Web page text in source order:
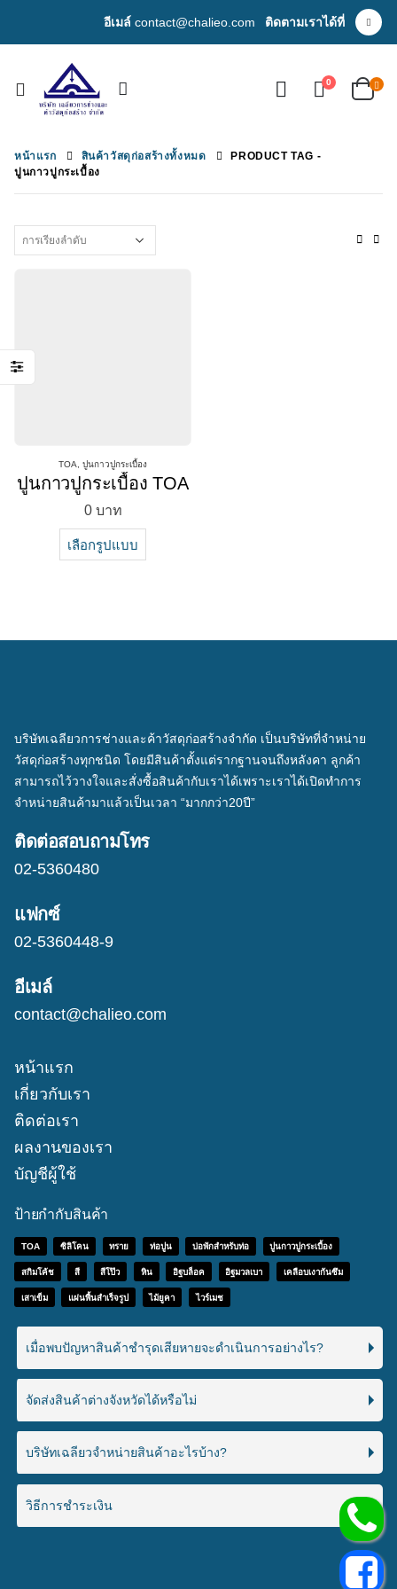
อีเมล์contact@chalieo.com ติดตามเราได้ที่
0
หน้าแรก สินค้าวัสดุก่อสร้างทั้งหมด
PRODUCT TAG -
ปูนกาวปูกระเบื้อง
TOA ปูนกาวปูกระเบื้อง
ปูนกาวปูกระเบื้อง TOA
0 บาท
เลือกรูปแบบ
บริษัทเฉลียวการช่างและค้าวัสดุก่อสร้างจำกัด เป็นบริษัทที่จำหน่าย
วัสดุก่อสร้างทุกชนิด โดยมีสินค้าตั้งแต่รากฐานจนถึงหลังคา ลูกค้า
สามารถไว้วางใจและสั่งซื้อสินค้ากับเราได้เพราะเราได้เปิดทำการ
จำหน่ายสินค้ามาแล้วเป็นเวลา “มากกว่า20ปี”
ติดต่อสอบถามโทร
02-5360480
แฟกซ์
02-5360448-9
อีเมล์
contact@chalieo.com
หน้าแรก
เกี่ยวกับเรา
ติดต่อเรา
ผลงานของเรา
บัญชีผู้ใช้
ป้ายกำกับสินค้า
TOA ซิลิโคน ทราย ท่อปูน บ่อพักสำหรับท่อ ปูนกาวปูกระเบื้อง
สกิมโค้ช สี สีโป๊ว หิน อิฐบล็อค อิฐมวลเบา เคลือบเงากันซึม
เสาเข็ม แผ่นพื้นสำเร็จรูป ไม้ยูคา ไวร์เมช
เมื่อพบปัญหาสินค้าชำรุดเสียหายจะดำเนินการอย่างไร?
จัดส่งสินค้าต่างจังหวัดได้หรือไม่
บริษัทเฉลียวจำหน่ายสินค้าอะไรบ้าง?
วิธีการชำระเงิน